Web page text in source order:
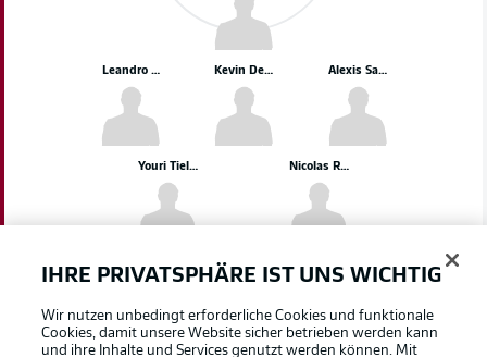
Brandon Mechele Thomas Meunier
Kevin De Bruyne
Youri Tielemans Nicolas Raskin
Leandro Trossard Alexis Saelemaekers
IHRE PRIVATSPHÄRE IST UNS WICHTIG
Wir nutzen unbedingt erforderliche Cookies und funktionale
Cookies, damit unsere Website sicher betrieben werden kann
und ihre Inhalte und Services genutzt werden können. Mit